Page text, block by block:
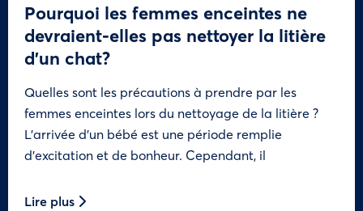
Pourquoi les femmes enceintes ne
devraient-elles pas nettoyer la litière
d’un chat?
Quelles sont les précautions à prendre par les
femmes enceintes lors du nettoyage de la litière ?
L’arrivée d’un bébé est une période remplie
d’excitation et de bonheur. Cependant, il
Lire plus